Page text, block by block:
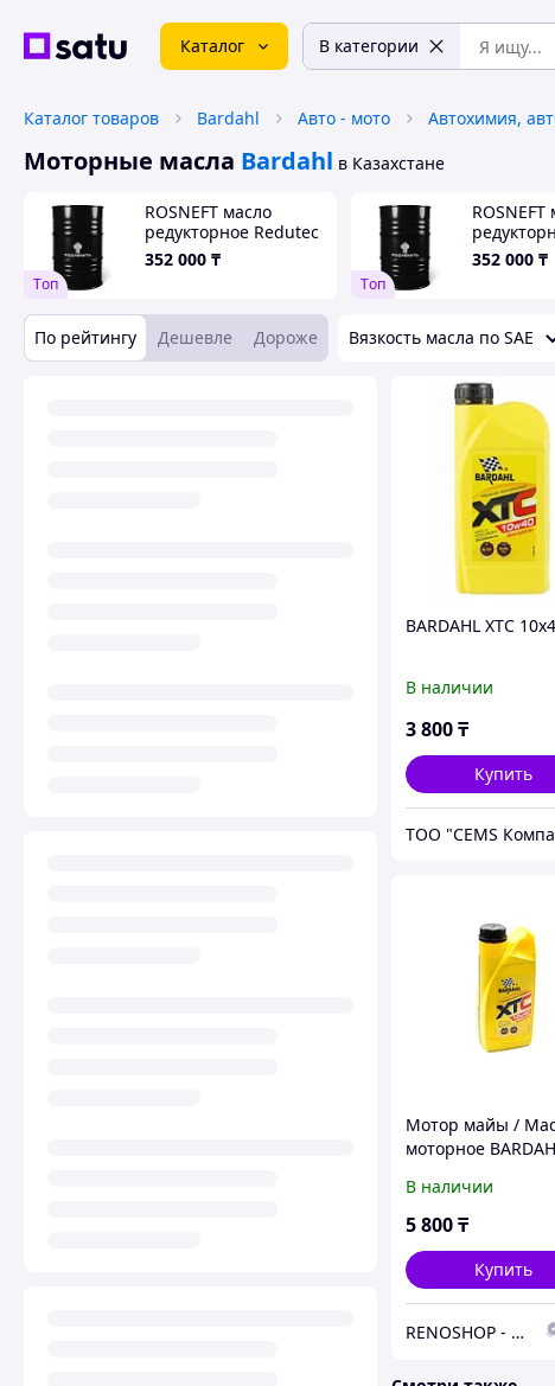
Каталог В категории
Каталог товаров Bardahl Авто - мото
Моторные масла Bardahl в Казахстане
Tоп
ROSNEFT масло
редукторное Redutec
CLP 150 205л
352 000 ₸
Tоп
ROSNEFT
CLP 220
352 000 ₸
По рейтингу Дешевле Дороже Вязкость масла по SAE
BARDAHL XTC
В наличии
3 800₸
Купить
ТОО "CEMS
Мотор майы /
моторное
В наличии
5 800₸
Купить
RENOSHOP - автозапчасти, тюнинг и аксессуары для автомобилей Renault, Largus, X-Ray, Vesta.